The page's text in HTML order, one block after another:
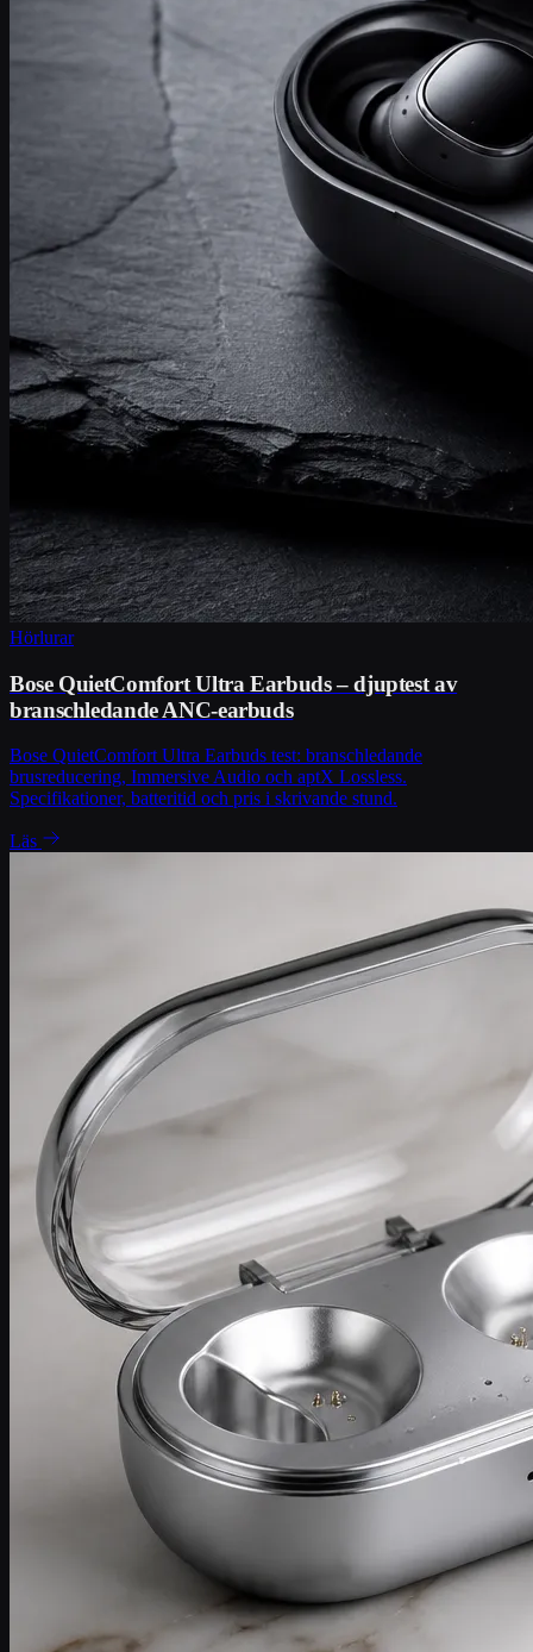
Hörlurar
Bose QuietComfort Ultra Earbuds – djuptest av
branschledande ANC-earbuds
Bose QuietComfort Ultra Earbuds test: branschledande
brusreducering, Immersive Audio och aptX Lossless.
Specifikationer, batteritid och pris i skrivande stund.
Läs